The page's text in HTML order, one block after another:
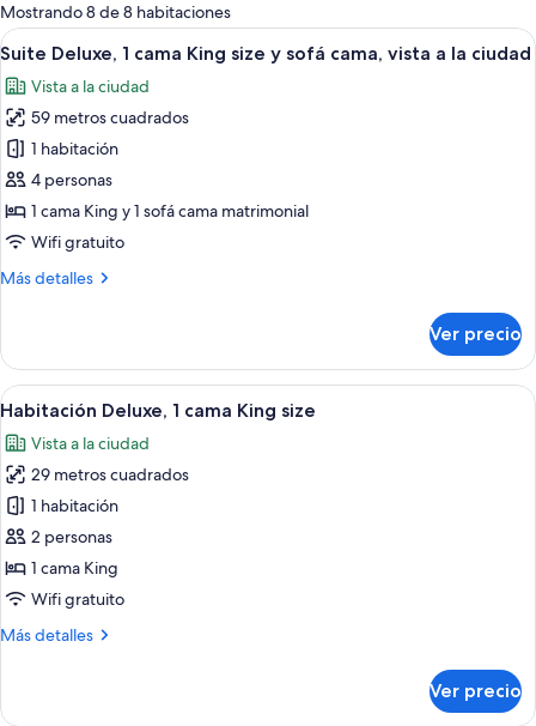
para
las
habitaciones
Mostrando 8 de 8 habitaciones
Abrir
todas
las
fotos
de
Suite
Deluxe,
1
King
sofá
cama,
vista
a
la
ciudad
Una sala de estar moderna con un
2
Suite Deluxe, 1 cama King size y sofá cama, vista a la ciudad
Vista a la ciudad
59 metros cuadrados
1 habitación
4 personas
1 cama King y 1 sofá cama matrimonial
Wifi gratuito
Más detalles
Más
Deluxe,
cama
size
y
sofá
cama,
vista
a
la
ciudad
Ver precio
Abrir
todas
las
fotos
de
Habitación
Deluxe,
1
King
Televisión de pantalla plana de 32
3
Habitación Deluxe, 1 cama King size
Vista a la ciudad
29 metros cuadrados
1 habitación
2 personas
1 cama King
Wifi gratuito
Más detalles
Más
Deluxe,
Ver precio